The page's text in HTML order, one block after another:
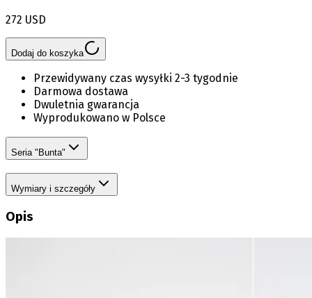
272 USD
Dodaj do koszyka
Przewidywany czas wysyłki 2-3 tygodnie
Darmowa dostawa
Dwuletnia gwarancja
Wyprodukowano w Polsce
Seria "Bunta"
Wymiary i szczegóły
Opis